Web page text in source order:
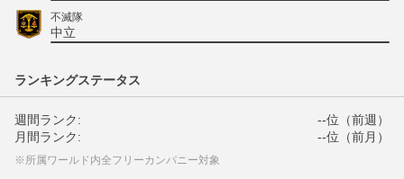
不滅隊
中立
ランキングステータス
週間ランク:
--位（前週）
月間ランク:
--位（前月）
※所属ワールド内全フリーカンパニー対象